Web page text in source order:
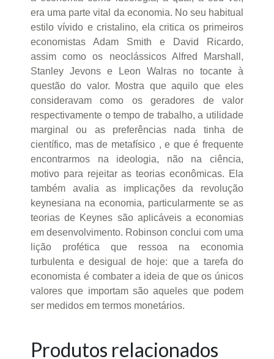
era uma parte vital da economia. No seu habitual
estilo vívido e cristalino, ela critica os primeiros
economistas Adam Smith e David Ricardo,
assim como os neoclássicos Alfred Marshall,
Stanley Jevons e Leon Walras no tocante à
questão do valor. Mostra que aquilo que eles
consideravam como os geradores de valor
respectivamente o tempo de trabalho, a utilidade
marginal ou as preferências nada tinha de
científico, mas de metafísico , e que é frequente
encontrarmos na ideologia, não na ciência,
motivo para rejeitar as teorias econômicas. Ela
também avalia as implicações da revolução
keynesiana na economia, particularmente se as
teorias de Keynes são aplicáveis a economias
em desenvolvimento. Robinson conclui com uma
lição profética que ressoa na economia
turbulenta e desigual de hoje: que a tarefa do
economista é combater a ideia de que os únicos
valores que importam são aqueles que podem
ser medidos em termos monetários.
Produtos relacionados